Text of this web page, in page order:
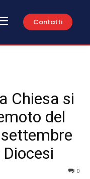
Contatti
Chiesa si
del
0